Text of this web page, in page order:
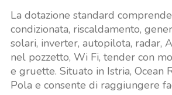
La dotazione standard
condizionata, riscaldamento,
solari, inverter, autopilota, radar,
nel pozzetto, Wi Fi, tender con
e gruette. Situato in Istria, Ocean
Pola e consente di raggiungere